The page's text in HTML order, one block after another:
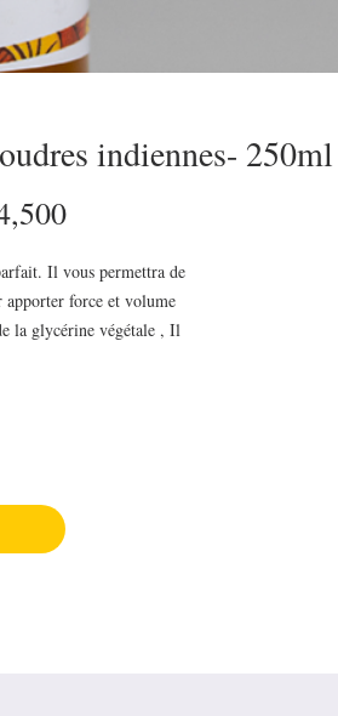
indiennes- 250ml
Sale Price
Il vous permettra de
apporter force et volume
la glycérine végétale , Il